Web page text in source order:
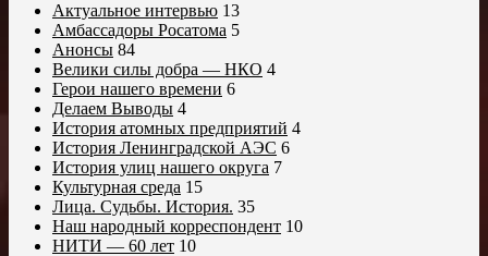
Актуальное интервью 13
Амбассадоры Росатома 5
Анонсы 84
Велики силы добра — НКО 4
Герои нашего времени 6
Делаем Выводы 4
История атомных предприятий 4
История Ленинградской АЭС 6
История улиц нашего округа 7
Культурная среда 15
Лица. Судьбы. История. 35
Наш народный корреспондент 10
НИТИ — 60 лет 10